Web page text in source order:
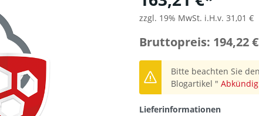
zzgl. 19% MwSt. i.H.v. 31,01 €
Bruttopreis: 194,22 €
Bitte beachten Sie
Blogartikel "
Lieferinformationen